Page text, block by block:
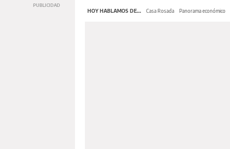
HOY HABLAMOS DE... Casa Rosada Panorama económico